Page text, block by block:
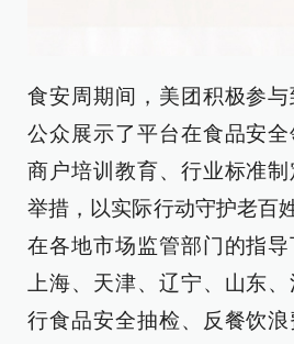
食安周期间，美团积极参
公众展示了平台在食品安全
商户培训教育、行业标准
举措，以实际行动守护老百
在各地市场监管部门的指导
上海、天津、辽宁、山东
行食品安全抽检、反餐饮